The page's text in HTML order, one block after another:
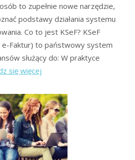
to zupełnie nowe narzędzie,
podstawy działania systemu
Co to jest KSeF? KSeF
Faktur) to państwowy system
służący do: W praktyce
się więcej
–
logowanie,
problemy,
konieczność
–